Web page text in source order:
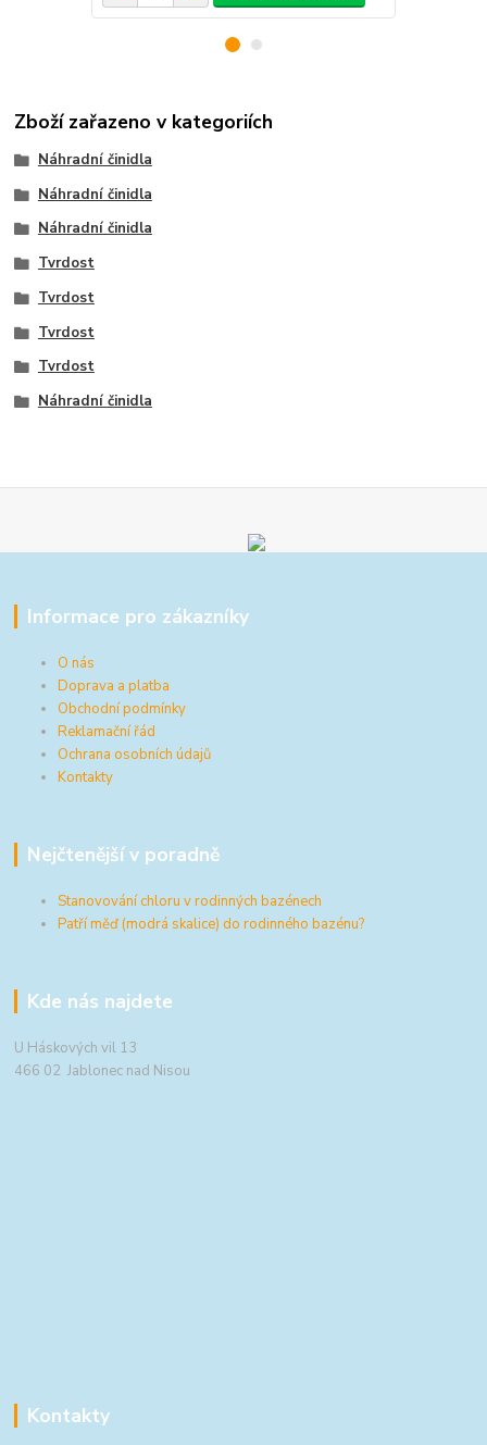
Zboží zařazeno v kategoriích
Náhradní činidla
Náhradní činidla
Náhradní činidla
Tvrdost
Tvrdost
Tvrdost
Tvrdost
Náhradní činidla
Informace pro zákazníky
O nás
Doprava a platba
Obchodní podmínky
Reklamační řád
Ochrana osobních údajů
Kontakty
Nejčtenější v poradně
Stanovování chloru v rodinných bazénech
Patří měď (modrá skalice) do rodinného bazénu?
Kde nás najdete
U Háskových vil 13
466 02 Jablonec nad Nisou
Kontakty